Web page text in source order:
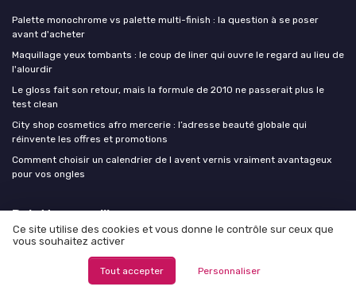
Palette monochrome vs palette multi-finish : la question à se poser
avant d'acheter
Maquillage yeux tombants : le coup de liner qui ouvre le regard au lieu de
l'alourdir
Le gloss fait son retour, mais la formule de 2010 ne passerait plus le
test clean
City shop cosmetics afro mercerie : l’adresse beauté globale qui
réinvente les offres et promotions
Comment choisir un calendrier de l avent vernis vraiment avantageux
pour vos ongles
Palette maquillage
Ce site utilise des cookies et vous donne le contrôle sur ceux que
vous souhaitez activer
Tout accepter Personnaliser